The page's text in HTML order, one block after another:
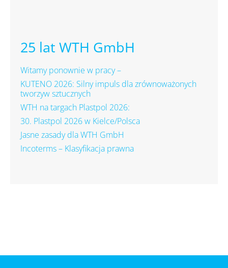
25 lat WTH GmbH
Witamy ponownie w pracy –
KUTENO 2026: Silny impuls dla zrównoważonych
tworzyw sztucznych
WTH na targach Plastpol 2026:
30. Plastpol 2026 w Kielce/Polsca
Jasne zasady dla WTH GmbH
Incoterms – Klasyfikacja prawna